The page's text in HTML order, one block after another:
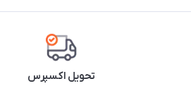
تحویل اکسپرس